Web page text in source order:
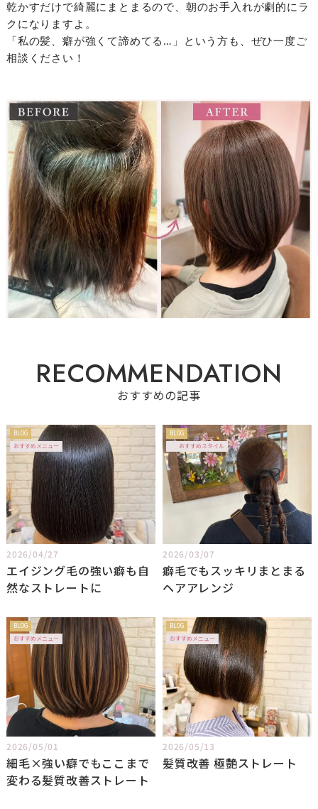
乾かすだけで綺麗にまとまるので、朝のお手入れが劇的にラ
クになりますよ。
「私の髪、癖が強くて諦めてる…」という方も、ぜひ一度ご
相談ください！
RECOMMENDATION
おすすめの記事
BLOG
おすすめメニュー
2026/04/27
エイジング毛の強い癖も自
然なストレートに
BLOG
おすすめスタイル
2026/03/07
癖毛でもスッキリまとまる
ヘアアレンジ
BLOG
おすすめメニュー
2026/05/01
細毛×強い癖でもここまで
変わる髪質改善ストレート
BLOG
おすすめメニュー
2026/05/13
髪質改善 極艶ストレート